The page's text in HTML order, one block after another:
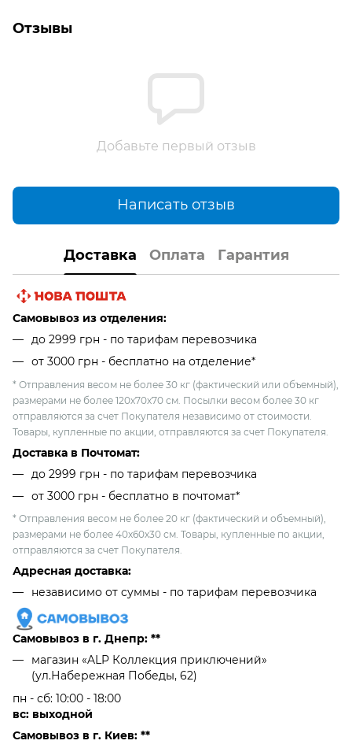
Отзывы
Добавьте первый отзыв
Написать отзыв
Доставка Оплата Гарантия
Самовывоз из отделения:
до 2999 грн - по тарифам перевозчика
от 3000 грн - бесплатно на отделение*
* Отправления весом не более 30 кг (фактический или объемный),
размерами не более 120х70х70 см. Посылки весом более 30 кг
отправляются за счет Покупателя независимо от стоимости.
Товары, купленные по акции, отправляются за счет Покупателя.
Доставка в Почтомат:
до 2999 грн - по тарифам перевозчика
от 3000 грн - бесплатно в почтомат*
* Отправления весом не более 20 кг (фактический и объемный),
размерами не более 40х60х30 см. Товары, купленные по акции,
отправляются за счет Покупателя.
Адресная доставка:
независимо от cуммы - по тарифам перевозчика
Самовывоз в г. Днепр: **
магазин «ALP Коллекция приключений»
(ул.Набережная Победы, 62)
пн - сб: 10:00 - 18:00
вс: выходной
Самовывоз в г. Киев: **